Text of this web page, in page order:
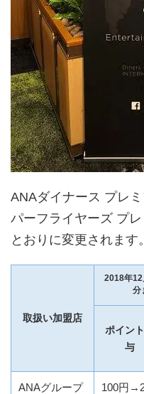
ANAダイナース プレ
パーフライヤーズ プ
とおりに変更されます。
取扱い加盟店
2018年12
分
ポイン
与
ANAグループ
100円